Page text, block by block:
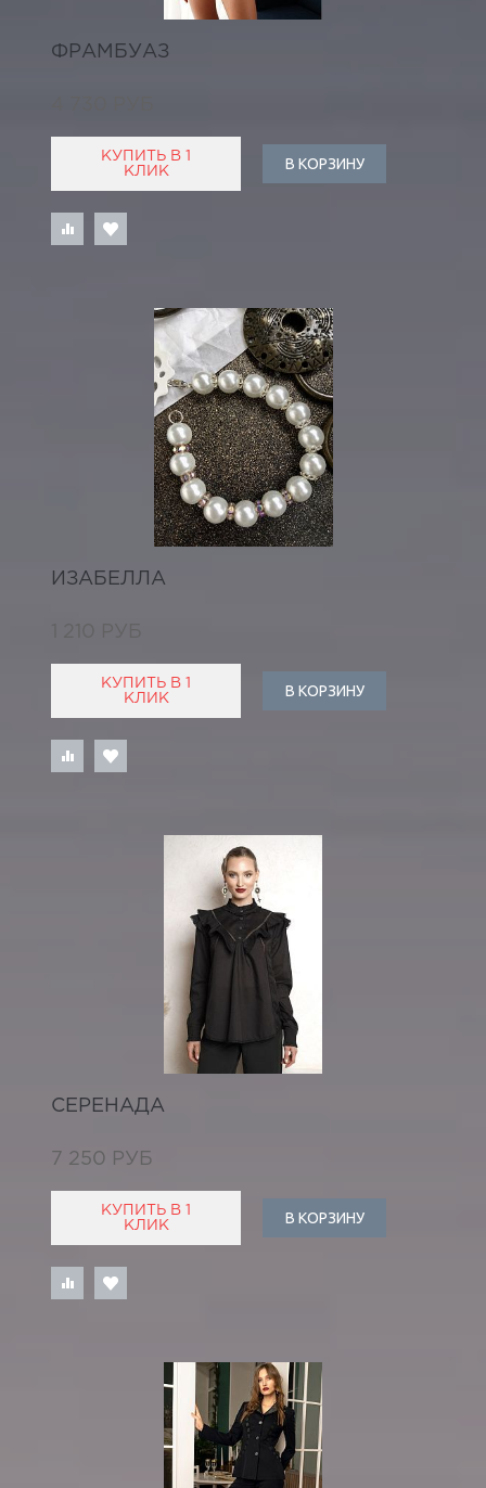
ФРАМБУАЗ
КУПИТЬ В 1
КЛИК
В КОРЗИНУ
ИЗАБЕЛЛА
1 210 РУБ
КУПИТЬ В 1
КЛИК
В КОРЗИНУ
СЕРЕНАДА
7 250 РУБ
КУПИТЬ В 1
КЛИК
В КОРЗИНУ